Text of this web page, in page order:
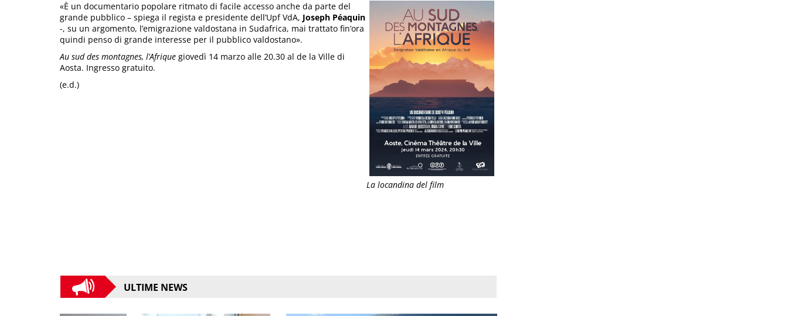
La locandina del film
«È un documentario popolare ritmato di facile accesso anche da parte del
grande pubblico – spiega il regista e presidente dell’Upf VdA, Joseph Péaquin
-, su un argomento, l’emigrazione valdostana in Sudafrica, mai trattato fin’ora
quindi penso di grande interesse per il pubblico valdostano».
Au sud des montagnes, l’Afrique giovedì 14 marzo alle 20.30 al de la Ville di
Aosta. Ingresso gratuito.
(e.d.)
ULTIME NEWS